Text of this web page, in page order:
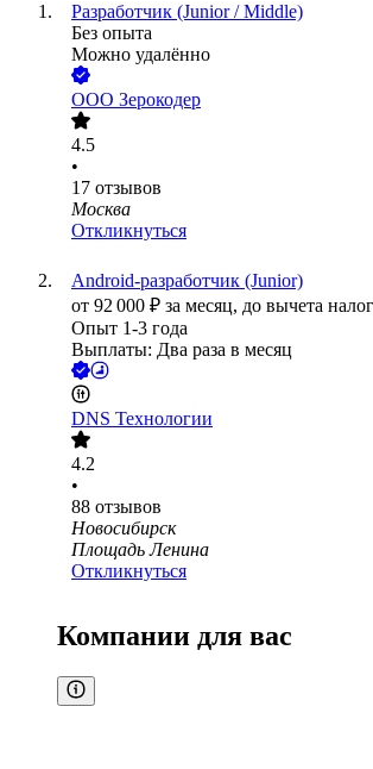
Разработчик (Junior / Middle)
Без опыта
Можно удалённо
ООО Зерокодер
4.5
•
17 отзывов
Москва
Откликнуться
Android-разработчик (Junior)
от 92 000 ₽ за месяц, до вычета
Опыт 1-3 года
Выплаты: Два раза в месяц
DNS Технологии
4.2
•
88 отзывов
Новосибирск
Площадь Ленина
Откликнуться
Компании для вас